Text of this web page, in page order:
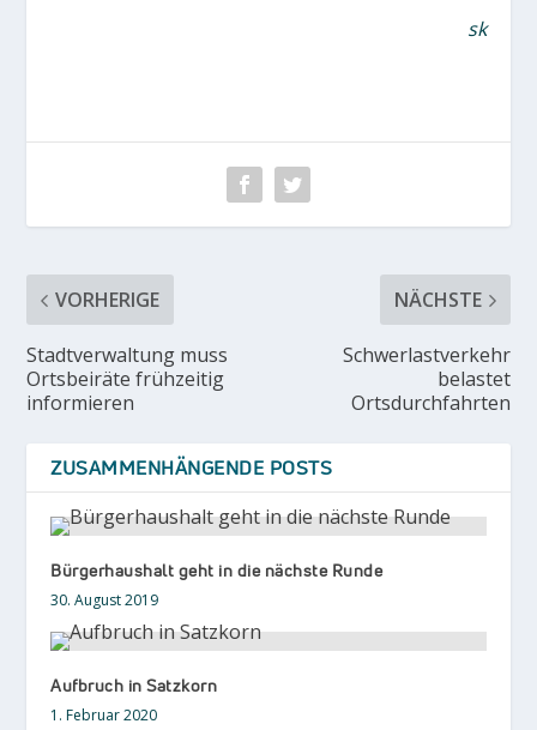
sk
VORHERIGE
Stadtverwaltung muss
Ortsbeiräte frühzeitig
informieren
NÄCHSTE
Schwerlastverkehr
belastet
Ortsdurchfahrten
ZUSAMMENHÄNGENDE POSTS
Bürgerhaushalt geht in die nächste Runde
30. August 2019
Aufbruch in Satzkorn
1. Februar 2020